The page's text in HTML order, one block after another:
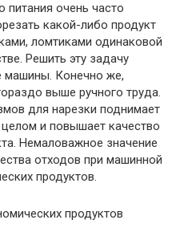
питания очень часто
какой-либо продукт
ломтиками одинаковой
Решить эту задачу
машины. Конечно же,
выше ручного труда.
для нарезки поднимает
и повышает качество
Немаловажное значение
отходов при машинной
продуктов.
продуктов